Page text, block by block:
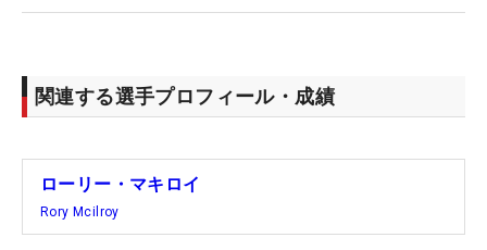
関連する選手プロフィール・成績
ローリー・マキロイ
Rory Mcilroy